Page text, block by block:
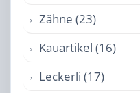
Zähne (23)
Kauartikel (16)
Leckerli (17)